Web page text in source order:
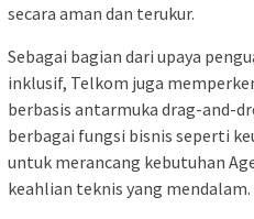
secara aman dan terukur.
Sebagai bagian dari upaya
inklusif, Telkom juga
berbasis antarmuka drag-and-
berbagai fungsi bisnis seperti
untuk merancang kebutuhan
keahlian teknis yang mendalam.